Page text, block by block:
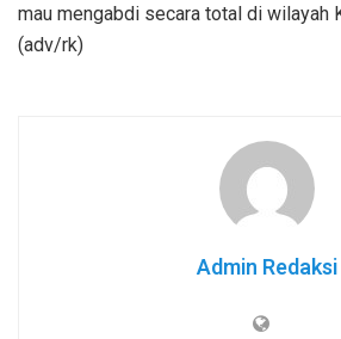
mau mengabdi secara total di wilayah
(adv/rk)
Admin Redaksi